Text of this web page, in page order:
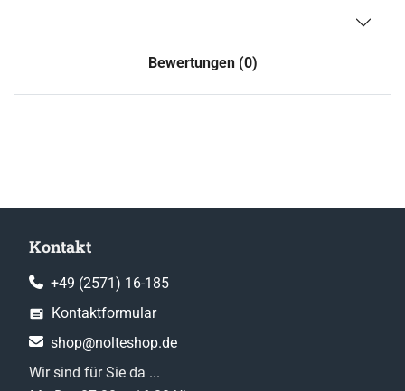
Bewertungen (0)
Kontakt
+49 (2571) 16-185
Kontaktformular
shop@nolteshop.de
Wir sind für Sie da ...